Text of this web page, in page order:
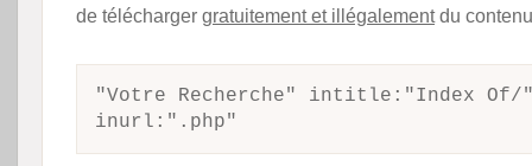
de télécharger gratuitement et illégalementdu
"Votre Recherche" intitle:"Index
inurl:".php"